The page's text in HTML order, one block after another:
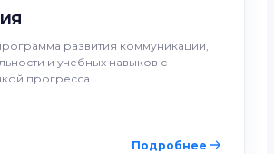
развития коммуникации,
и учебных навыков с
прогресса.
Подробнее